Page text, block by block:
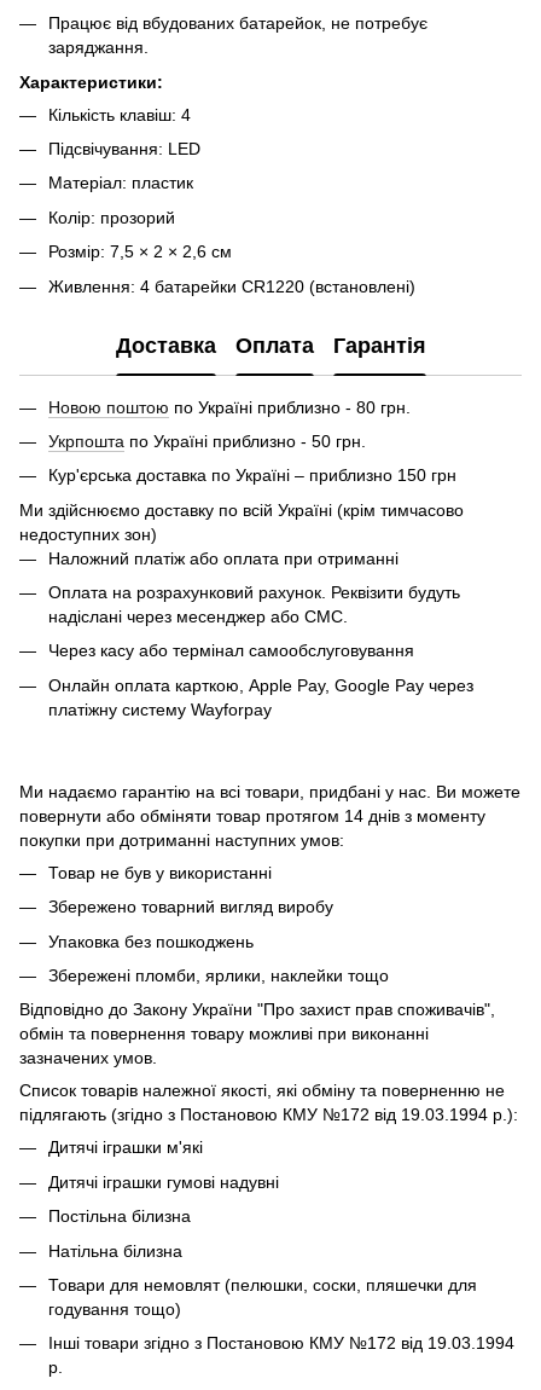
Працює від вбудованих батарейок, не потребує
заряджання.
Характеристики:
Кількість клавіш: 4
Підсвічування: LED
Матеріал: пластик
Колір: прозорий
Розмір: 7,5 × 2 × 2,6 см
Живлення: 4 батарейки CR1220 (встановлені)
Доставка Оплата Гарантія
Новою поштою по Україні приблизно - 80 грн.
Укрпошта по Україні приблизно - 50 грн.
Кур'єрська доставка по Україні – приблизно 150 грн
Ми здійснюємо доставку по всій Україні (крім тимчасово
недоступних зон)
Наложний платіж або оплата при отриманні
Оплата на розрахунковий рахунок. Реквізити будуть
надіслані через месенджер або СМС.
Через касу або термінал самообслуговування
Онлайн оплата карткою, Apple Pay, Google Pay через
платіжну систему Wayforpay
Ми надаємо гарантію на всі товари, придбані у нас. Ви можете
повернути або обміняти товар протягом 14 днів з моменту
покупки при дотриманні наступних умов:
Товар не був у використанні
Збережено товарний вигляд виробу
Упаковка без пошкоджень
Збережені пломби, ярлики, наклейки тощо
Відповідно до Закону України "Про захист прав споживачів",
обмін та повернення товару можливі при виконанні
зазначених умов.
Список товарів належної якості, які обміну та поверненню не
підлягають (згідно з Постановою КМУ №172 від 19.03.1994 р.):
Дитячі іграшки м'які
Дитячі іграшки гумові надувні
Постільна білизна
Натільна білизна
Товари для немовлят (пелюшки, соски, пляшечки для
годування тощо)
Інші товари згідно з Постановою КМУ №172 від 19.03.1994
р.